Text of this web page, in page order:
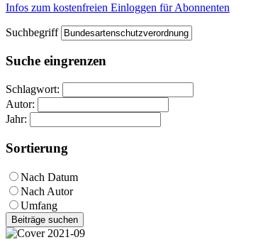
Infos zum kostenfreien Einloggen für Abonnenten
Suchbegriff
Suche eingrenzen
Schlagwort:
Autor:
Jahr:
Sortierung
Nach Datum
Nach Autor
Umfang
Beiträge suchen